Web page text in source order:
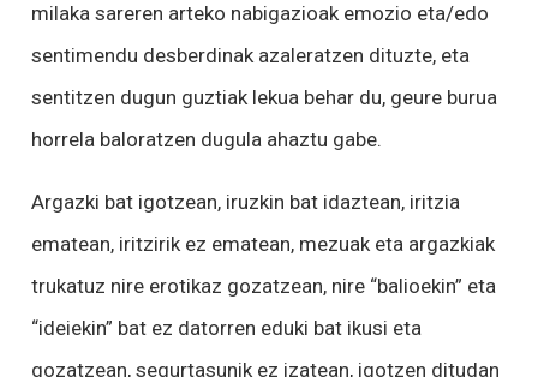
milaka sareren arteko nabigazioak emozio eta/edo
sentimendu desberdinak azaleratzen dituzte, eta
sentitzen dugun guztiak lekua behar du, geure burua
horrela baloratzen dugula ahaztu gabe.
Argazki bat igotzean, iruzkin bat idaztean, iritzia
ematean, iritzirik ez ematean, mezuak eta argazkiak
trukatuz nire erotikaz gozatzean, nire “balioekin” eta
“ideiekin” bat ez datorren eduki bat ikusi eta
gozatzean, segurtasunik ez izatean, igotzen ditudan